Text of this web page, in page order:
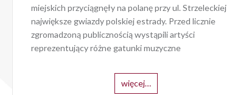
miejskich przyciągnęły na polanę przy ul. Strzeleckiej
największe gwiazdy polskiej estrady. Przed licznie
zgromadzoną publicznością wystąpili artyści
reprezentujący różne gatunki muzyczne
więcej…